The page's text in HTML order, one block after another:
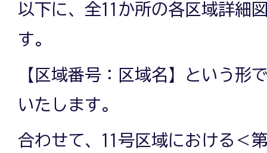
以下に、全11か所の各区域詳細
す。
【区域番号：区域名】という形
いたします。
合わせて、11号区域における＜